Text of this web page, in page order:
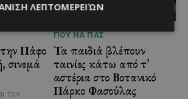
Πάφο
σινεμά
τον
ΠΟΥ ΝΑ ΠΑΣ
Τα παιδιά βλέπουν
ταινίες κάτω από τ’
αστέρια στο Βοτανικό
Πάρκο Φασούλας
ΛΕΠΤΟΜΕΡΕΙΏΝ